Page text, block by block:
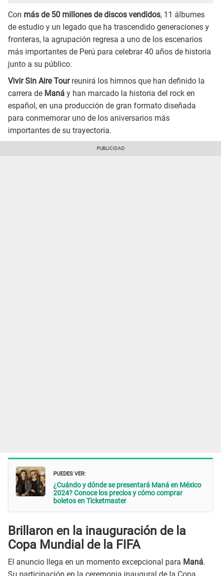
Con más de 50 millones de discos vendidos, 11 álbumes
de estudio y un legado que ha trascendido generaciones y
fronteras, la agrupación regresa a uno de los escenarios
más importantes de Perú para celebrar 40 años de historia
junto a su público.
Vivir Sin Aire Tourreunirá los himnos que han definido la
carrera de Maná y han marcado la historia del rock en
español, en una producción de gran formato diseñada
para conmemorar uno de los aniversarios más
importantes de su trayectoria.
PUEDES VER:
¿Cuándo y dónde se presentará Maná en México
2024? Conoce los precios y cómo comprar
boletos en Ticketmaster
Brillaron en la inauguración de la
Copa Mundial de la FIFA
El anuncio llega en un momento excepcional para Maná.
Su participación en la ceremonia inaugural de la Copa